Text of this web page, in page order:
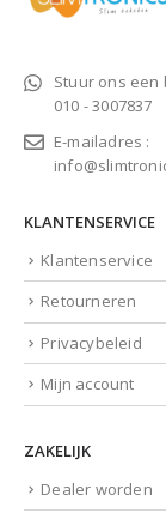
Stuur ons een
010 - 3007837
E-mailadres :
KLANTENSERVICE
Klantenservice
Retourneren
Privacybeleid
Mijn account
ZAKELIJK
Dealer worden